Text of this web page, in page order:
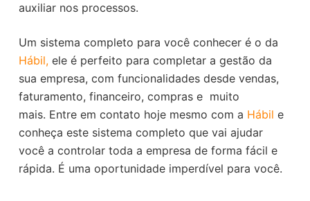
auxiliar nos processos.
Um sistema completo para você conhecer é o da
Hábil, ele é perfeito para completar a gestão da
sua empresa, com funcionalidades desde vendas,
faturamento, financeiro, compras e muito
mais. Entre em contato hoje mesmo com a Hábil e
conheça este sistema completo que vai ajudar
você a controlar toda a empresa de forma fácil e
rápida. É uma oportunidade imperdível para você.